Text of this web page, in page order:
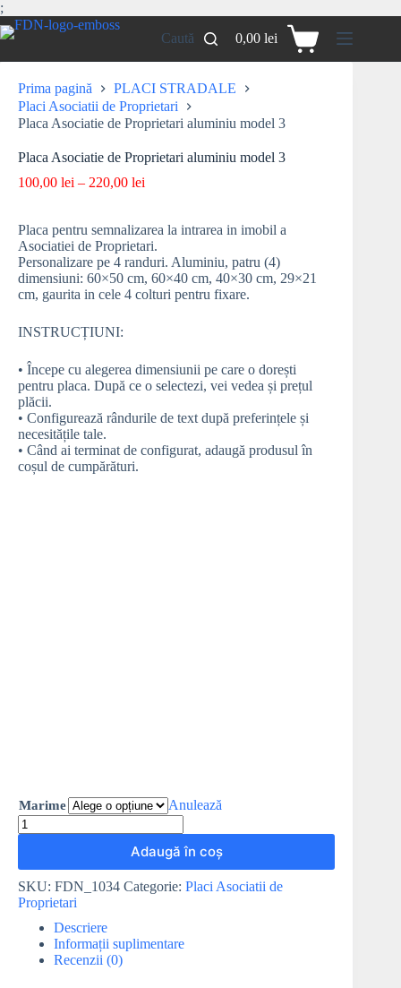
;
Caută
0,00lei
Prima pagină
PLACI STRADALE
Placi Asociatii de Proprietari
Placa Asociatie de Proprietari aluminiu model 3
Placa Asociatie de Proprietari aluminiu model 3
100,00 lei – 220,00 lei
Placa pentru semnalizarea la intrarea in imobil a
Asociatiei de Proprietari.
Personalizare pe 4 randuri. Aluminiu, patru (4)
dimensiuni: 60×50 cm, 60×40 cm, 40×30 cm, 29×21
cm, gaurita in cele 4 colturi pentru fixare.
INSTRUCȚIUNI:
• Începe cu alegerea dimensiunii pe care o dorești
pentru placa. După ce o selectezi, vei vedea și prețul
plăcii.
• Configurează rândurile de text după preferințele și
necesitățile tale.
• Când ai terminat de configurat, adaugă produsul în
coșul de cumpărături.
Marime Anulează
Adaugă în coș
SKU: FDN_1034 Categorie: Placi Asociatii de
Proprietari
Descriere
Informații suplimentare
Recenzii (0)